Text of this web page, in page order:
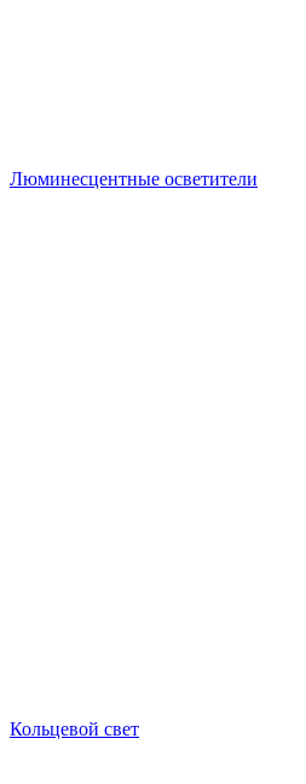
Люминесцентные осветители
Кольцевой свет